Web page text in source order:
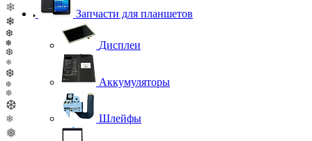
❄
❄
❆
❆
❆
❄
❆
❆
❆
❆
❄
❅
Запчасти для планшетов
Дисплеи
Аккумуляторы
Шлейфы